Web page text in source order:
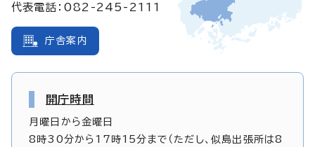
代表電話：082-245-2111
庁舎案内
開庁時間
月曜日から金曜日
8時30分から17時15分まで（ただし、似島出張所は8